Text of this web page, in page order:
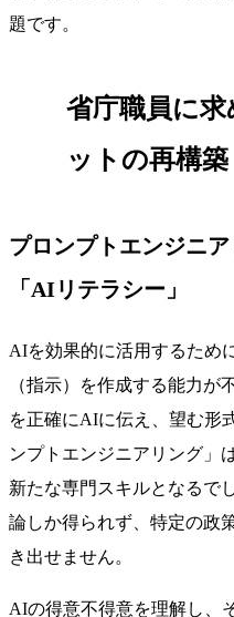
題です。
省庁職員に
ットの再構築
プロンプトエンジニ
「AIリテラシー」
AIを効果的に活用するため
（指示）を作成する能力が
を正確にAIに伝え、望む形
ンプトエンジニアリング」
新たな専門スキルとなるで
論しか得られず、特定の政
き出せません。
AIの得意不得意を理解し、